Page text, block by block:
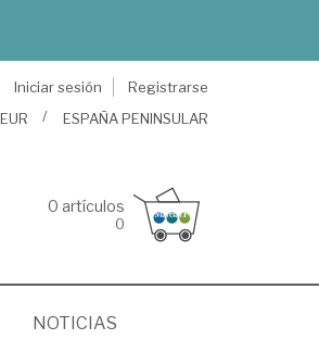
Iniciar sesión
Registrarse
EUR ESPAÑA PENINSULAR
0 artículos
0
NOTICIAS